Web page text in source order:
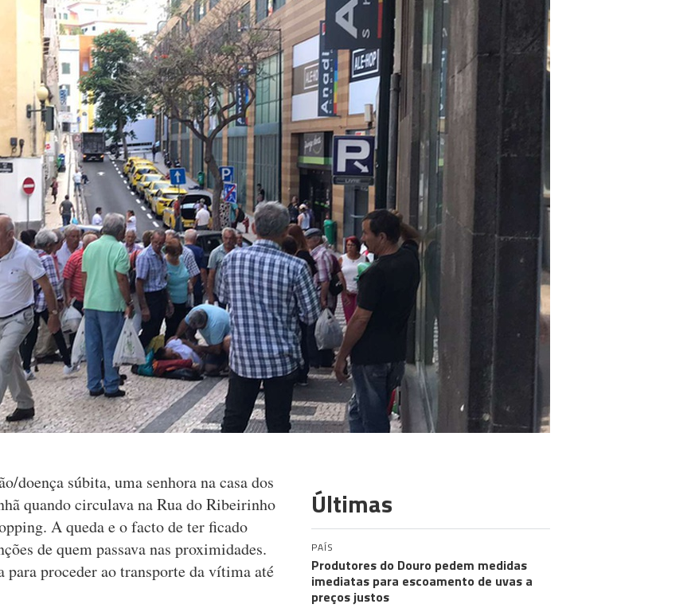
doença súbita, uma senhora na casa dos
quando circulava na Rua do Ribeirinho
A queda e o facto de ter ficado
de quem passava nas proximidades.
proceder ao transporte da vítima até
Últimas
PAÍS
Produtores do Douro pedem medidas
imediatas para escoamento de uvas a
preços justos